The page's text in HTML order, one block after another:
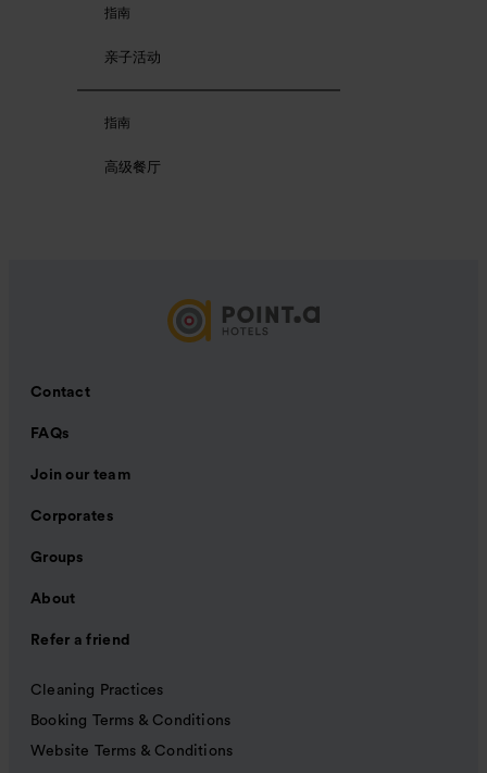
指南
亲子活动
指南
高级餐厅
Contact
FAQs
Join our team
Corporates
Groups
About
Refer a friend
Cleaning Practices
Booking Terms & Conditions
Website Terms & Conditions